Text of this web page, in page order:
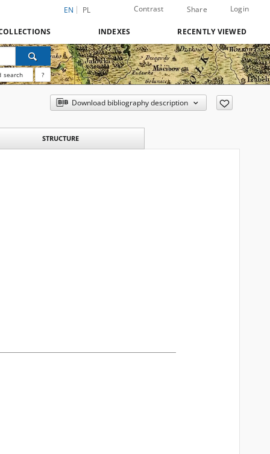
EN PL Contrast Share Login
INDEXES RECENTLY VIEWED
search ?
Download bibliography description
STRUCTURE